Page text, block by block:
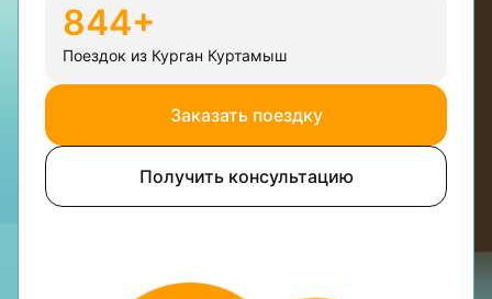
844+
Поездок из Курган Куртамыш
Заказать поездку
Получить консультацию